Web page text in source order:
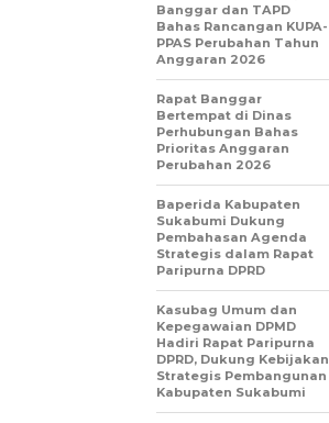
Banggar dan TAPD
Bahas Rancangan KUPA-
PPAS Perubahan Tahun
Anggaran 2026
Rapat Banggar
Bertempat di Dinas
Perhubungan Bahas
Prioritas Anggaran
Perubahan 2026
Baperida Kabupaten
Sukabumi Dukung
Pembahasan Agenda
Strategis dalam Rapat
Paripurna DPRD
Kasubag Umum dan
Kepegawaian DPMD
Hadiri Rapat Paripurna
DPRD, Dukung Kebijakan
Strategis Pembangunan
Kabupaten Sukabumi